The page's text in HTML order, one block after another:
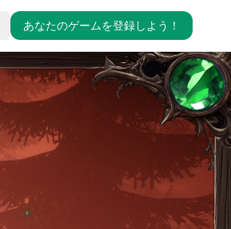
あなたのゲームを登録しよう！